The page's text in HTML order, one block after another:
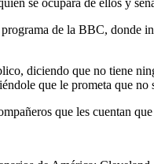
de la BBC, donde
diciendo que no tiene
que le prometa que no
que les cuentan